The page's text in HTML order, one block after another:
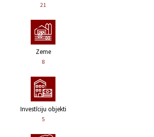
21
Zeme
8
Investīciju objekti
5